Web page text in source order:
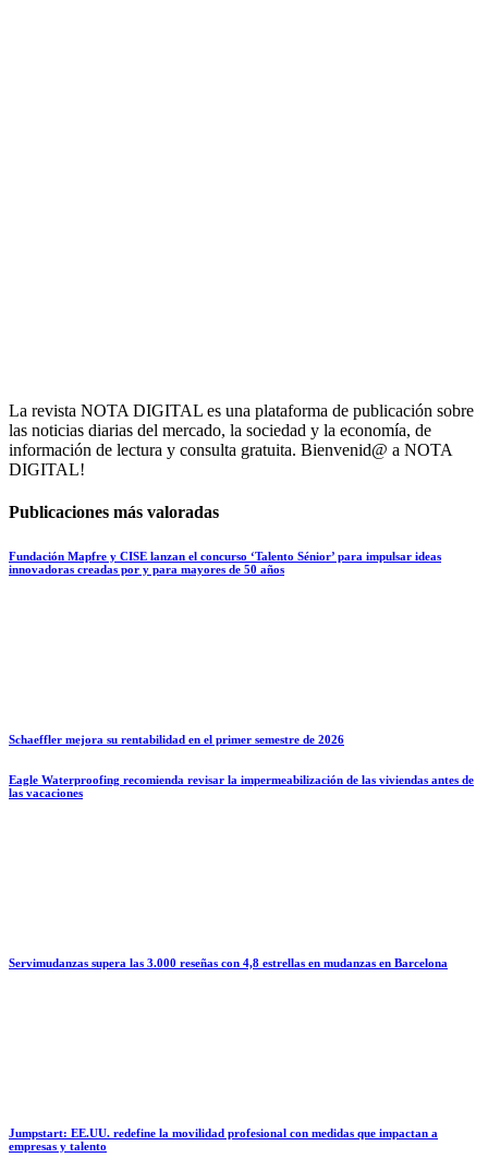
La revista NOTA DIGITAL es una plataforma de publicación sobre
las noticias diarias del mercado, la sociedad y la economía, de
información de lectura y consulta gratuita. Bienvenid@ a NOTA
DIGITAL!
Publicaciones más valoradas
Fundación Mapfre y CISE lanzan el concurso ‘Talento Sénior’ para impulsar ideas
innovadoras creadas por y para mayores de 50 años
Schaeffler mejora su rentabilidad en el primer semestre de 2026
Eagle Waterproofing recomienda revisar la impermeabilización de las viviendas antes de
las vacaciones
Servimudanzas supera las 3.000 reseñas con 4,8 estrellas en mudanzas en Barcelona
Jumpstart: EE.UU. redefine la movilidad profesional con medidas que impactan a
empresas y talento